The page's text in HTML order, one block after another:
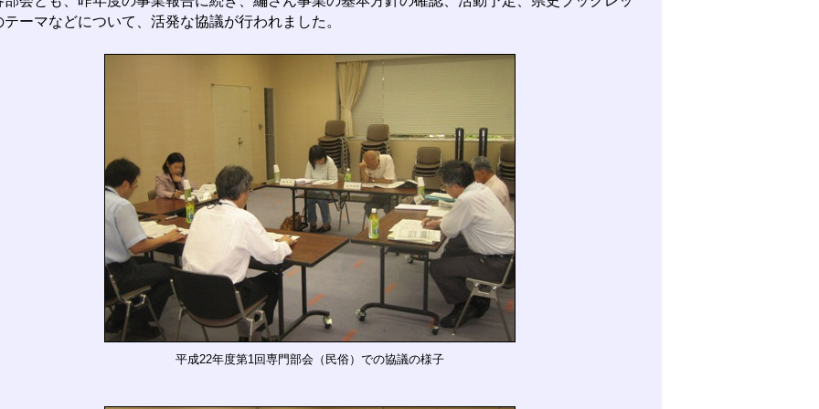
テーマなどについて、活発な協議が行われました。
平成22年度第1回専門部会（民俗）での協議の様子